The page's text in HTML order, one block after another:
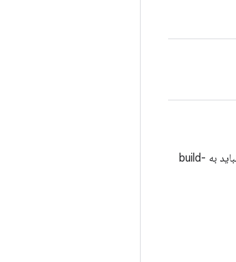
داشته باشد. اکثر تست‌ها نباید به build-